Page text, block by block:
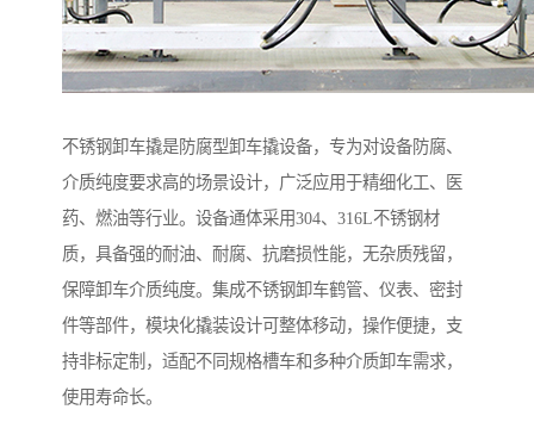
不锈钢卸车撬是防腐型卸车撬设备，专为对设备防腐、
介质纯度要求高的场景设计，广泛应用于精细化工、医
药、燃油等行业。设备通体采用304、316L不锈钢材
质，具备强的耐油、耐腐、抗磨损性能，无杂质残留，
保障卸车介质纯度。集成不锈钢卸车鹤管、仪表、密封
件等部件，模块化撬装设计可整体移动，操作便捷，支
持非标定制，适配不同规格槽车和多种介质卸车需求，
使用寿命长。